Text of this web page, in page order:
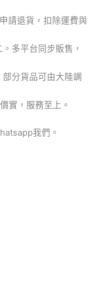
請退貨，扣除運費與
多平台同步販售，
部分貨品可由大陸調
實，服務至上。
我們。